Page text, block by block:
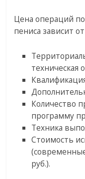
Цена операций
пениса зависит
техническая
Количество
программу
Техника
Стоимость
руб.).